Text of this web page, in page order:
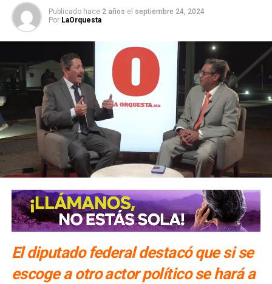
Publicado hace 2 años el septiembre 24, 2024
Por LaOrquesta
El diputado federal destacó que si se
escoge a otro actor político se hará a